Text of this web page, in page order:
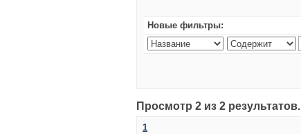
Новые фильтры:
Просмотр 2 из 2 результатов.
1